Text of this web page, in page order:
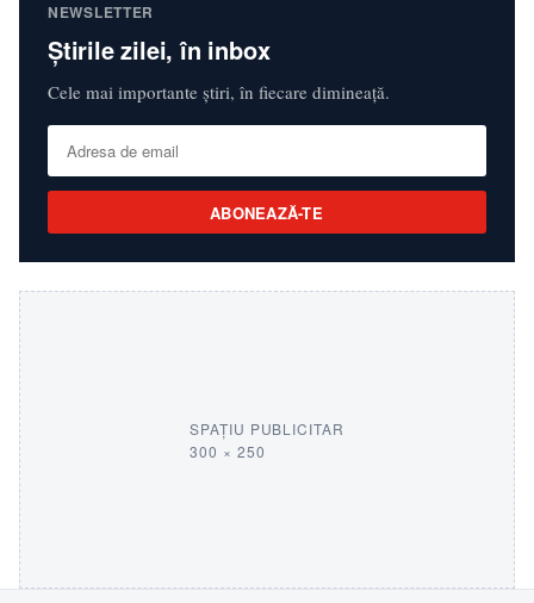
NEWSLETTER
Știrile zilei, în inbox
Cele mai importante știri, în fiecare dimineață.
ABONEAZĂ-TE
SPAȚIU PUBLICITAR
300 × 250